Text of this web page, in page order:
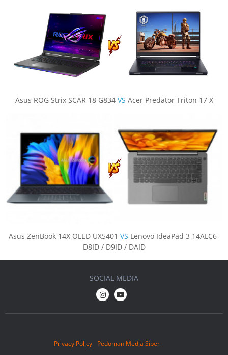
Asus ROG Strix SCAR 18 G834 VS Acer Predator Triton 17 X
Asus ZenBook 14X OLED UX5401 VS Lenovo IdeaPad 3 14ALC6-
D8ID / D9ID / DAID
Privacy Policy Pedoman Media Siber
SOCIAL MEDIA